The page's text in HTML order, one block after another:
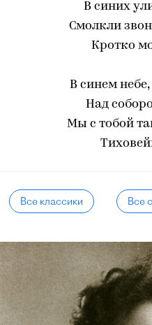
В синих
Смолкли
Кротко
В синем
Над
Мы с тобой
Все классики Все